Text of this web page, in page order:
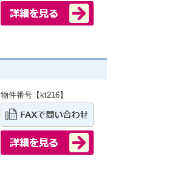
物件番号【kt216】